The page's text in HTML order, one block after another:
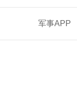
军事APP